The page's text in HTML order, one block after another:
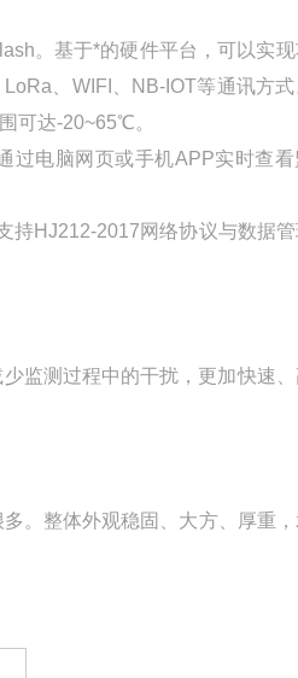
。基于*的硬件平台，可以实
、WIFI、NB-IOT等通讯方
可达-20~65℃。
过电脑网页或手机APP实时查
持HJ212-2017网络协议与数据
监测过程中的干扰，更加快速
。整体外观稳固、大方、厚重